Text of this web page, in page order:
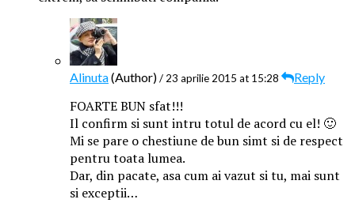
Alinuta(Author)/ 23 aprilie 2015 at 15:28 Reply
FOARTE BUN sfat!!!
Il confirm si sunt intru totul de acord cu el! 🙂
Mi se pare o chestiune de bun simt si de respect
pentru toata lumea.
Dar, din pacate, asa cum ai vazut si tu, mai sunt
si exceptii…